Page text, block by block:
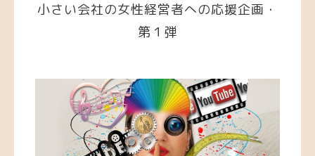
小さい会社の女性経営者への応援企画・
第１弾